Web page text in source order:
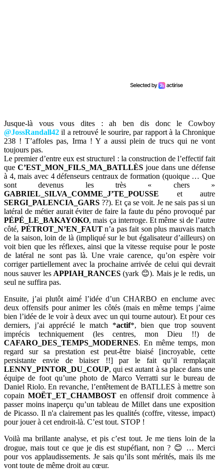
Jusque-là vous vous dites : ah ben dis donc le Cowboy
@JossRandall42 il a retrouvé le sourire, par rapport à la Chronique
238 ! T’affoles pas, Irma ! Y a aussi plein de trucs qui ne vont
toujours pas.
Le premier d’entre eux est structurel : la construction de l’effectif fait
que C’EST_MON_FILS_MA_BATLLÈS joue dans une défense
à 4, mais avec 4 défenseurs centraux de formation (quoique … Que
sont devenus les très « chers »
GABRIEL_SILVA_COMME_J’TE_POUSSE et autre
SERGI_PALENCIA_GARS ??). Et ça se voit. Je ne sais pas si un
latéral de métier aurait éviter de faire la faute du péno provoqué par
PÉPÉ_LE_BAKAYOKO, mais ça interroge. Et même si de l’autre
côté, PÉTROT_N’EN_FAUTn’a pas fait son plus mauvais match
de la saison, loin de là (impliqué sur le but égalisateur d’ailleurs) on
voit bien que les réflexes, ainsi que la vitesse requise pour le poste
de latéral ne sont pas là. Une vraie carence, qu’on espère voir
corriger partiellement avec la prochaine arrivée de celui qui devrait
nous sauver les APPIAH_RANCES (yark 😊). Mais je le redis, un
seul ne suffira pas.
Ensuite, j’ai plutôt aimé l’idée d’un CHARBO en enclume avec
deux offensifs pour animer les côtés (mais en même temps j’aime
bien l’idée de le voir à deux avec un qui tourne autour). Et pour ces
derniers, j’ai apprécié le match *actif*, bien que trop souvent
imprécis techniquement (les centres, mon Dieu !!) de
CAFARO_DES_TEMPS_MODERNES. En même temps, mon
regard sur sa prestation est peut-être biaisé [incroyable, cette
persistante envie de biaiser !!] par le fait qu’il remplaçait
LENNY_PINTOR_DU_COUP, qui est autant à sa place dans une
équipe de foot qu’une photo de Marco Verratti sur le bureau de
Daniel Riolo. En revanche, l’entêtement de BATLLES à mettre son
copain MOËT_ET_CHAMBOST en offensif droit commence à
passer moins inaperçu qu’un tableau de Millet dans une exposition
de Picasso. Il n'a clairement pas les qualités (coffre, vitesse, impact)
pour jouer à cet endroit-là. C’est tout. STOP !
Voilà ma brillante analyse, et pis c’est tout. Je me tiens loin de la
drogue, mais tout ce que je dis est stupéfiant, non ? 😊 … Merci
pour vos applaudissements. Je sais qu’ils sont mérités, mais ils me
vont toute de même droit au cœur.